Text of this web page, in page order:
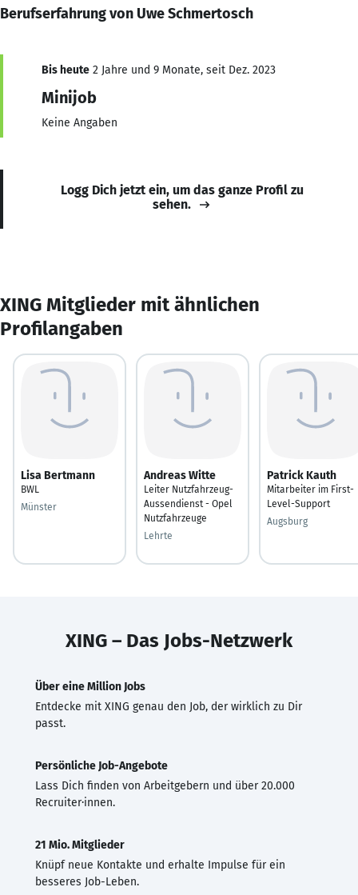
Berufserfahrung von Uwe Schmertosch
Bis heute 2 Jahre und 9 Monate, seit Dez. 2023
Minijob
Keine Angaben
Logg Dich jetzt ein, um das ganze Profil zu
sehen.
XING Mitglieder mit ähnlichen
Profilangaben
Lisa Bertmann
BWL
Münster
Andreas Witte
Leiter Nutzfahrzeug-
Aussendienst - Opel
Nutzfahrzeuge
Lehrte
Patrick Kauth
Mitarbeiter im First-
Level-Support
Augsburg
XING – Das Jobs-Netzwerk
Über eine Million Jobs
Entdecke mit XING genau den Job, der wirklich zu Dir
passt.
Persönliche Job-Angebote
Lass Dich finden von Arbeitgebern und über 20.000
Recruiter·innen.
21 Mio. Mitglieder
Knüpf neue Kontakte und erhalte Impulse für ein
besseres Job-Leben.